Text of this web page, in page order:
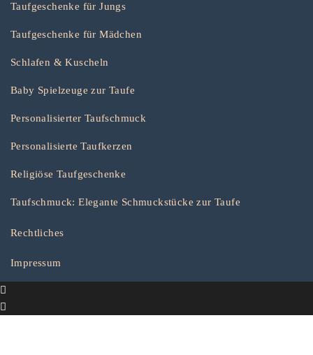
Taufgeschenke für Jungs
Taufgeschenke für Mädchen
Schlafen & Kuscheln
Baby Spielzeuge zur Taufe
Personalisierter Taufschmuck
Personalisierte Taufkerzen
Religiöse Taufgeschenke
Taufschmuck: Elegante Schmuckstücke zur Taufe
Rechtliches
Impressum